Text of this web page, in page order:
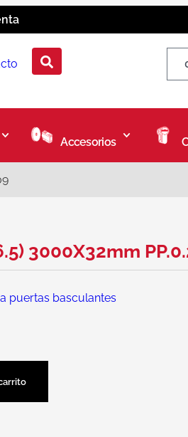
Accesorios
3000X32mm
puertas basculantes